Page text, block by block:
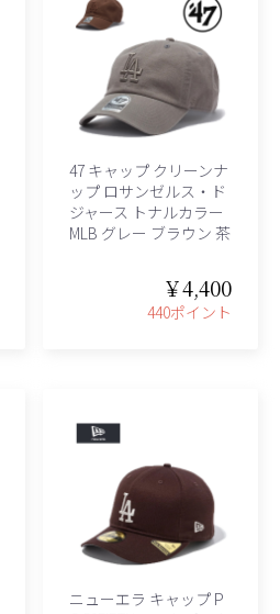
47 キャップ クリーンナ
ップ ロサンゼルス・ド
ジャース トナルカラー
MLB グレー ブラウン 茶
￥4,400
440ポイント
ニューエラ キャップ P